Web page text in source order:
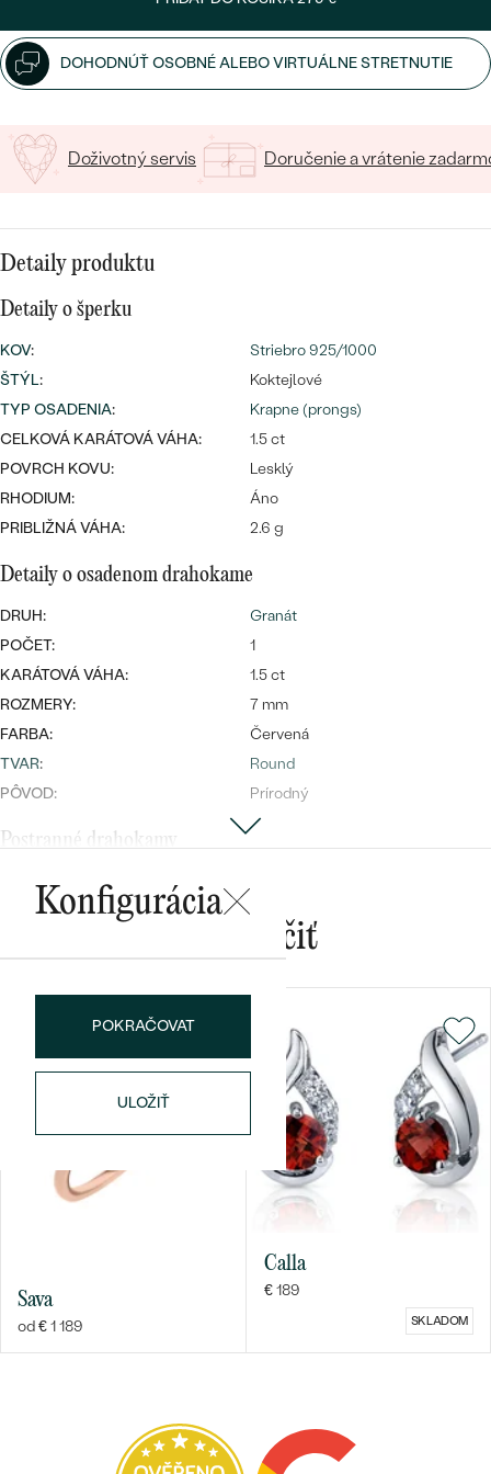
svadobné
obrúčky
DRAHOKAM
ZLATO
PLATINA
STRIEBRO
Wave kolekcia
OBJAVIŤ
S DRAHOKAMAMI
S LAB GROWN DIAMANTMI
S PERLAMI
PERSONALIZOVANÉ
SYMBOLICKÉ
MINIMALISTICKÉ
PODĽA PRÍLEŽITOSTI
PODĽA FARBY
PODĽA TVARU DRAHOKAMU
NA MIERU
DIAMANTY
Bestsellery
Najpredávanejšie
náušnice
PREZRIEŤ
CENOVO DOSTUPNÉ
LUXUSNÉ
Personalizované
prívesky
Najpredávanejšie
prstene
DOHODNÚŤ OSOBNÉ ALEBO VIRTUÁLNE STRETNUTIE
Doživotný servis Doručenie a vrátenie
Detaily produktu
Detaily o šperku
KOV:
Striebro 925/1000
ŠTÝL:
Koktejlové
TYP OSADENIA:
Krapne (prongs)
CELKOVÁ KARÁTOVÁ VÁHA:
1.5 ct
POVRCH KOVU:
Lesklý
RHODIUM:
Áno
PRIBLIŽNÁ VÁHA:
2.6 g
Detaily o osadenom drahokame
DRUH:
Granát
POČET:
1
KARÁTOVÁ VÁHA:
1.5 ct
ROZMERY:
7 mm
FARBA:
Červená
TVAR:
Round
PÔVOD:
Prírodný
Postranné drahokamy
DRUH:
POČET:
Round
PÔVOD:
Vytvorený v laboratóriu
Konfigurácia
POKRAČOVAT
ULOŽIŤ
Mohlo by sa vám páčiť
Sava
od € 1 189
Calla
€ 189
SKLADOM